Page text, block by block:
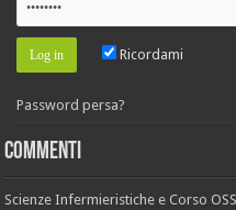
Ricordami
Password persa?
Commenti
Scienze Infermieristiche e Corso